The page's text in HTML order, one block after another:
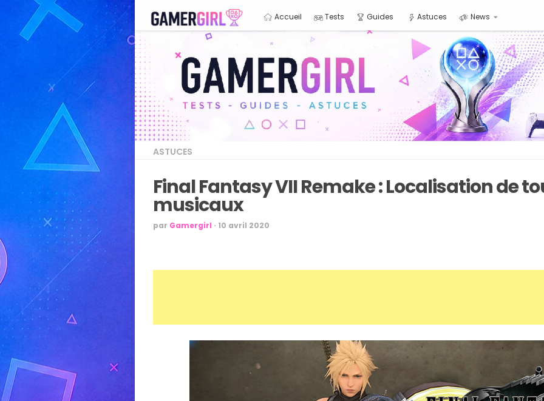
Accueil Tests Guides Astuces News
ASTUCES
Final Fantasy VII Remake : Localisation de
musicaux
par Gamergirl · 10 avril 2020